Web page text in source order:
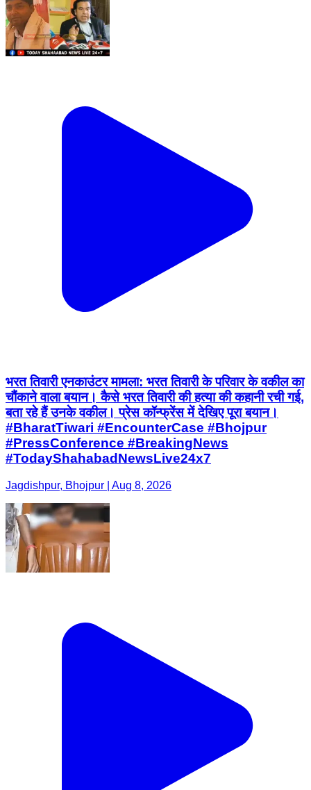
भरत तिवारी एनकाउंटर मामला: भरत तिवारी के परिवार के वकील का
चौंकाने वाला बयान। कैसे भरत तिवारी की हत्या की कहानी रची गई,
बता रहे हैं उनके वकील। प्रेस कॉन्फ्रेंस में देखिए पूरा बयान।
#BharatTiwari #EncounterCase #Bhojpur
#PressConference #BreakingNews
#TodayShahabadNewsLive24x7
Jagdishpur, Bhojpur | Aug 8, 2026